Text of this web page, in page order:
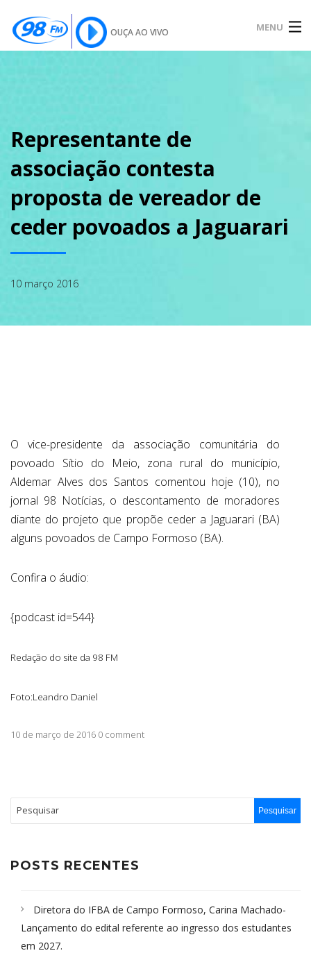
OUÇA AO VIVO MENU
SOBRE
PODCAST
GALERIA
Representante de
associação contesta
proposta de vereador de
ceder povoados a Jaguarari
10 março 2016
O vice-presidente da associação comunitária do
povoado Sítio do Meio, zona rural do município,
Aldemar Alves dos Santos comentou hoje (10), no
jornal 98 Notícias, o descontamento de moradores
diante do projeto que propõe ceder a Jaguarari (BA)
alguns povoados de Campo Formoso (BA).
Confira o áudio:
{podcast id=544}
Redação do site da 98 FM
Foto:Leandro Daniel
10 de março de 2016 0 comment
POSTS RECENTES
Diretora do IFBA de Campo Formoso, Carina Machado-
Lançamento do edital referente ao ingresso dos estudantes
em 2027.